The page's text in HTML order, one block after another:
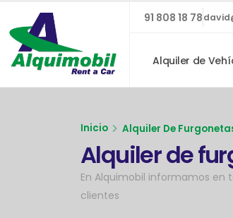
91 808 18 78
Alquiler de
Inicio Alquiler De
Alquiler de
En Alquimobil informamos en
clientes